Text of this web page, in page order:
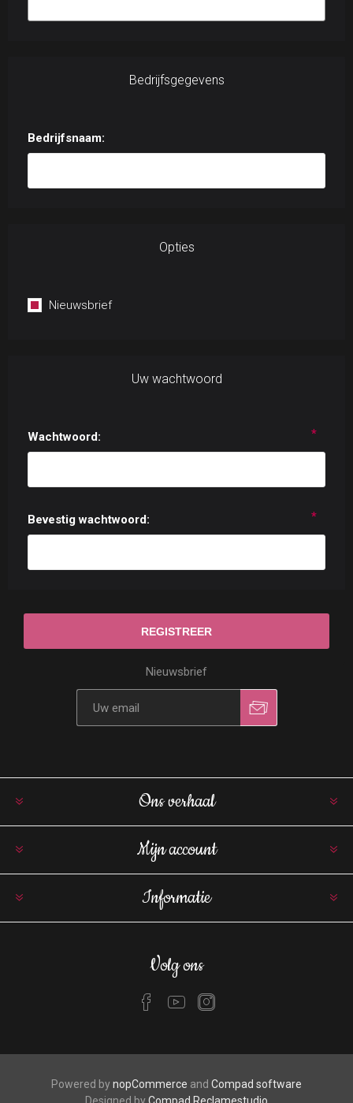
Bedrijfsgegevens
Bedrijfsnaam:
Opties
Nieuwsbrief
Uw wachtwoord
Wachtwoord: *
Bevestig wachtwoord: *
Nieuwsbrief
Ons verhaal
Mijn account
Informatie
Volg ons
Powered bynopCommerce and Compad software